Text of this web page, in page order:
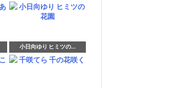
小日向ゆり ヒミツの...